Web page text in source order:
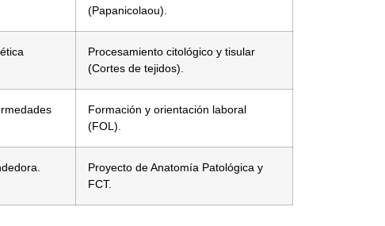
(Papanicolaou).
Procesamiento citológico y tisular
(Cortes de tejidos).
Formación y orientación laboral
(FOL).
Proyecto de Anatomía Patológica y
FCT.